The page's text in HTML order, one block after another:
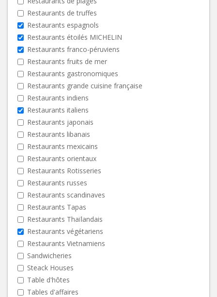
Restaurants de truffes
Restaurants espagnols
Restaurants étoilés MICHELIN
Restaurants franco-péruviens
Restaurants fruits de mer
Restaurants gastronomiques
Restaurants grande cuisine française
Restaurants indiens
Restaurants italiens
Restaurants japonais
Restaurants libanais
Restaurants mexicains
Restaurants orientaux
Restaurants Rotisseries
Restaurants russes
Restaurants scandinaves
Restaurants Tapas
Restaurants Thaïlandais
Restaurants végétariens
Restaurants Vietnamiens
Sandwicheries
Steack Houses
Table d'hôtes
Tables d'affaires